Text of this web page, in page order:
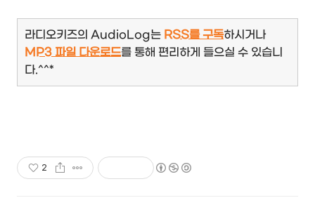
라디오키즈의 AudioLog는 RSS를 구독하시거나
MP3 파일 다운로드를 통해 편리하게 들으실 수 있습니
다.^^*
2